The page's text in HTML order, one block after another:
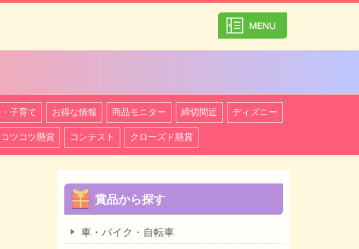
子育て お得な情報 商品モニター 締切間近 ディズニー
コツコツ懸賞 コンテスト クローズド懸賞
賞品から探す
車・バイク・自転車